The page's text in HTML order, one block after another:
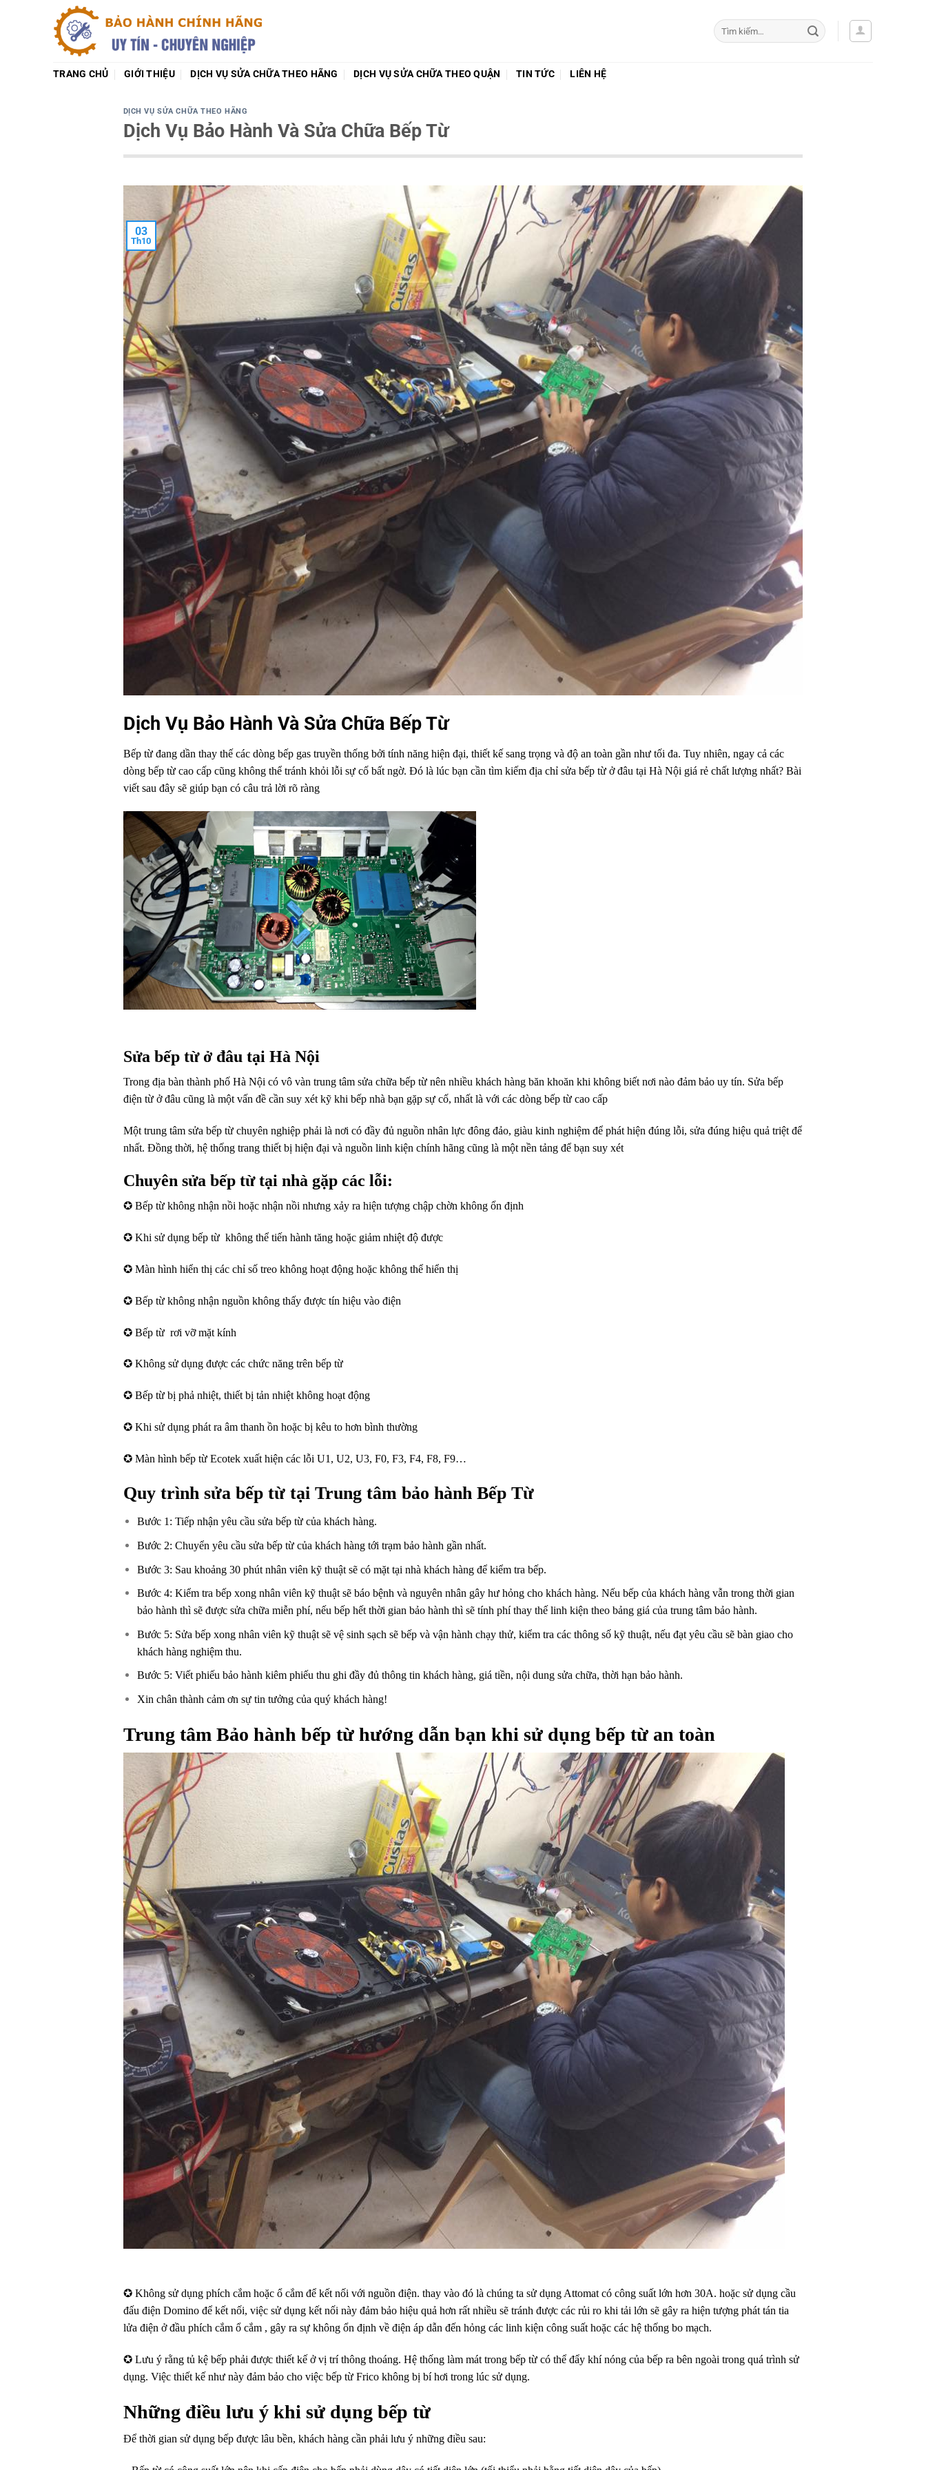
Tìm
kiếm:
TRANG CHỦ GIỚI THIỆU DỊCH VỤ SỬA CHỮA THEO HÃNG DỊCH VỤ SỬA CHỮA THEO QUẬN TIN TỨC LIÊN HỆ
DỊCH VỤ SỬA CHỮA THEO HÃNG
Dịch Vụ Bảo Hành Và Sửa Chữa Bếp Từ
03
Th10
Dịch Vụ Bảo Hành Và Sửa Chữa Bếp Từ
Bếp từ đang dần thay thế các dòng bếp gas truyền thống bởi tính năng hiện đại, thiết kế sang trọng và độ an toàn gần như tối đa. Tuy nhiên, ngay cả các
dòng bếp từ cao cấp cũng không thể tránh khỏi lỗi sự cố bất ngờ. Đó là lúc bạn cần tìm kiếm địa chỉ sửa bếp từ ở đâu tại Hà Nội giá rẻ chất lượng nhất? Bài
viết sau đây sẽ giúp bạn có câu trả lời rõ ràng
Sửa bếp từ ở đâu tại Hà Nội
Trong địa bàn thành phố Hà Nội có vô vàn trung tâm sửa chữa bếp từ nên nhiều khách hàng băn khoăn khi không biết nơi nào đảm bảo uy tín. Sửa bếp
điện từ ở đâu cũng là một vấn đề cần suy xét kỹ khi bếp nhà bạn gặp sự cố, nhất là với các dòng bếp từ cao cấp
Một trung tâm sửa bếp từ chuyên nghiệp phải là nơi có đầy đủ nguồn nhân lực đông đảo, giàu kinh nghiệm để phát hiện đúng lỗi, sửa đúng hiệu quả triệt để
nhất. Đồng thời, hệ thống trang thiết bị hiện đại và nguồn linh kiện chính hãng cũng là một nền tảng để bạn suy xét
Chuyên sửa bếp từ tại nhà gặp các lỗi:
✪ Bếp từ không nhận nồi hoặc nhận nồi nhưng xảy ra hiện tượng chập chờn không ổn định
✪ Khi sử dụng bếp từ không thể tiến hành tăng hoặc giảm nhiệt độ được
✪ Màn hình hiển thị các chỉ số treo không hoạt động hoặc không thể hiển thị
✪ Bếp từ không nhận nguồn không thấy được tín hiệu vào điện
✪ Bếp từ rơi vỡ mặt kính
✪ Không sử dụng được các chức năng trên bếp từ
✪ Bếp từ bị phả nhiệt, thiết bị tản nhiệt không hoạt động
✪ Khi sử dụng phát ra âm thanh ồn hoặc bị kêu to hơn bình thường
✪ Màn hình bếp từ Ecotek xuất hiện các lỗi U1, U2, U3, F0, F3, F4, F8, F9…
Quy trình sửa bếp từ tại Trung tâm bảo hành Bếp Từ
Bước 1: Tiếp nhận yêu cầu sửa bếp từ của khách hàng.
Bước 2: Chuyển yêu cầu sửa bếp từ của khách hàng tới trạm bảo hành gần nhất.
Bước 3: Sau khoảng 30 phút nhân viên kỹ thuật sẽ có mặt tại nhà khách hàng để kiểm tra bếp.
Bước 4: Kiểm tra bếp xong nhân viên kỹ thuật sẽ báo bệnh và nguyên nhân gây hư hỏng cho khách hàng. Nếu bếp của khách hàng vẫn trong thời gian
bảo hành thì sẽ được sửa chữa miễn phí, nếu bếp hết thời gian bảo hành thì sẽ tính phí thay thế linh kiện theo bảng giá của trung tâm bảo hành.
Bước 5: Sửa bếp xong nhân viên kỹ thuật sẽ vệ sinh sạch sẽ bếp và vận hành chạy thử, kiểm tra các thông số kỹ thuật, nếu đạt yêu cầu sẽ bàn giao cho
khách hàng nghiệm thu.
Bước 5: Viết phiếu bảo hành kiêm phiếu thu ghi đầy đủ thông tin khách hàng, giá tiền, nội dung sửa chữa, thời hạn bảo hành.
Xin chân thành cảm ơn sự tin tưởng của quý khách hàng!
Trung tâm Bảo hành bếp từ hướng dẫn bạn khi sử dụng bếp từ an toàn
✪ Không sử dụng phích cắm hoặc ổ cắm để kết nối với nguồn điện. thay vào đó là chúng ta sử dụng Attomat có công suất lớn hơn 30A. hoặc sử dụng cầu
đấu điện Domino để kết nối, việc sử dụng kết nối này đảm bảo hiệu quả hơn rất nhiều sẽ tránh được các rủi ro khi tải lớn sẽ gây ra hiện tượng phát tán tia
lửa điện ở đầu phích cắm ổ cắm , gây ra sự không ổn định về điện áp dẫn đến hỏng các linh kiện công suất hoặc các hệ thống bo mạch.
✪ Lưu ý rằng tủ kệ bếp phải được thiết kế ở vị trí thông thoáng. Hệ thống làm mát trong bếp từ có thể đẩy khí nóng của bếp ra bên ngoài trong quá trình sử
dụng. Việc thiết kế như này đảm bảo cho việc bếp từ Frico không bị bí hơi trong lúc sử dụng.
Những điều lưu ý khi sử dụng bếp từ
Để thời gian sử dụng bếp được lâu bền, khách hàng cần phải lưu ý những điều sau: